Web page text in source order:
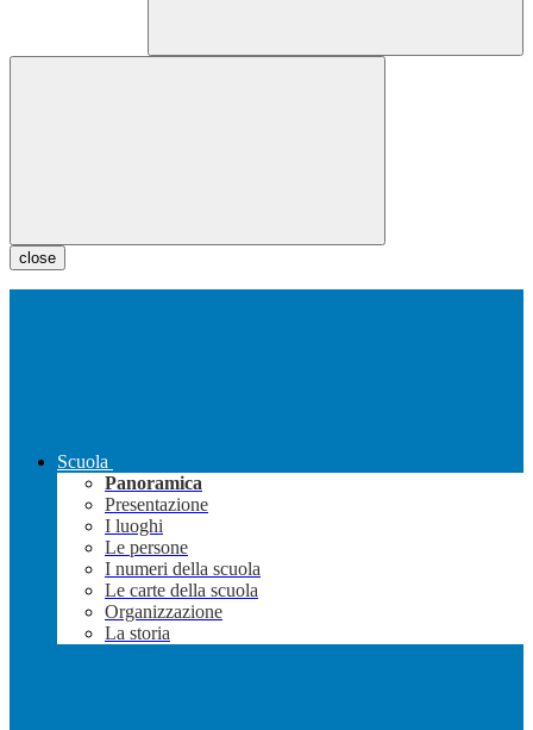
close
Scuola
Panoramica
Presentazione
I luoghi
Le persone
I numeri della scuola
Le carte della scuola
Organizzazione
La storia